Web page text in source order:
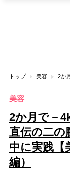
トップ 美容
美容
2か月で－
直伝の二の
中に実践【
編）